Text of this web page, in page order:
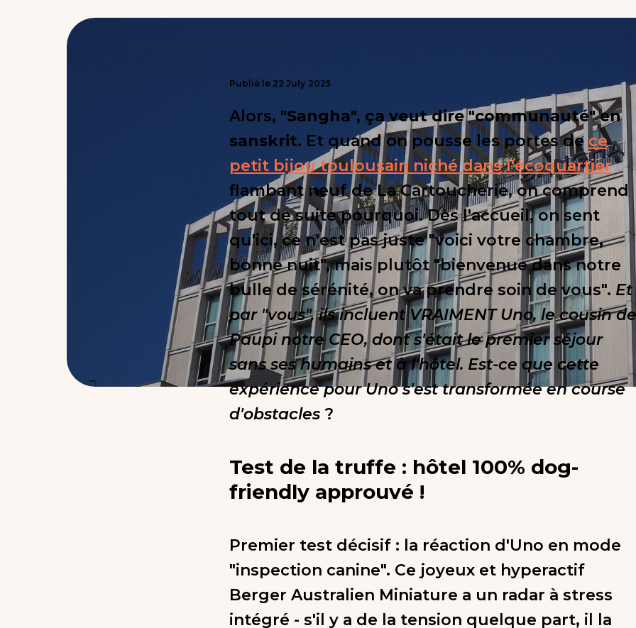
Publié le 22 July 2025
Alors, "Sangha", ça veut dire "communauté" en
sanskrit. Et quand on pousse les portes de ce
petit bijou toulousain niché dans l'écoquartier
flambant neuf de La Cartoucherie, on comprend
tout de suite pourquoi. Dès l'accueil, on sent
qu'ici, ce n'est pas juste "voici votre chambre,
bonne nuit", mais plutôt "bienvenue dans notre
bulle de sérénité, on va prendre soin de vous". Et
par "vous", ils incluent VRAIMENT Uno, le cousin de
Paupi notre CEO, dont s'était le premier séjour
sans ses humains et à l'hôtel. Est-ce que cette
expérience pour Uno s'est transformée en course
d'obstacles?
Test de la truffe : hôtel 100% dog-
friendly approuvé !
Premier test décisif : la réaction d'Uno en mode
"inspection canine". Ce joyeux et hyperactif
Berger Australien Miniature a un radar à stress
intégré - s'il y a de la tension quelque part, il la